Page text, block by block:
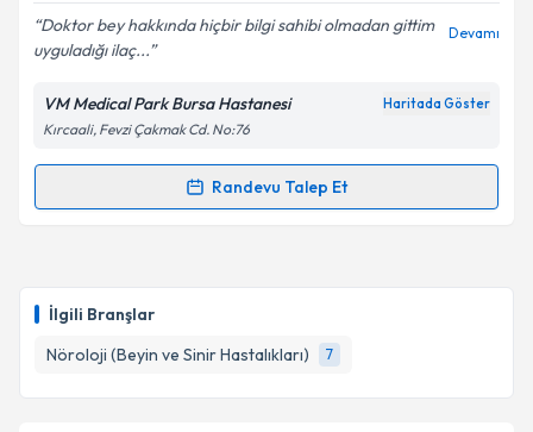
İlgili Branşlar
Nöroloji (Beyin ve Sinir Hastalıkları)
7
Kişisel verilerimin işlenmesine ilişkin
Aydınlatma
Metni'ni okudum ve kişisel verilerimin belirtilen
kapsamda işlenmesini kabul ediyorum.
Doktor bey hakkında hiçbir bilgi sahibi olmadan gittim
uyguladığı ilaç...
Devamı
VM Medical Park Bursa Hastanesi Haritada Göster
Kırcaali, Fevzi Çakmak Cd. No:76
Randevu Talep Et
Randevu Takvimi Talebi
takvim hazırlandığında e-posta ile bilgilendireceğiz.